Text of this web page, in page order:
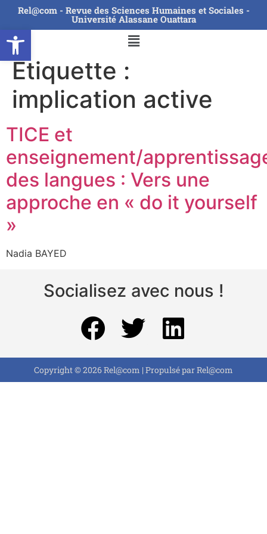
Ouvrir la barre d’outils
Rel@com - Revue des Sciences Humaines et Sociales -
Université Alassane Ouattara
Étiquette :
implication active
TICE et
enseignement/
des langues : Vers une
approche en « do it yourself
»
Nadia BAYED
Socialisez avec nous !
Copyright © 2026 Rel@com | Propulsé par Rel@com